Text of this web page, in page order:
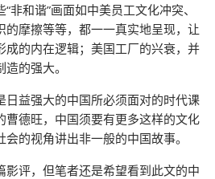
非和谐”画面如中美员工文化冲突、
的摩擦等等，都一一真实地呈现，让
成的内在逻辑；美国工厂的兴衰，并
的强大。
日益强大的中国所必须面对的时代课
曹德旺，中国须要有更多这样的文化
的视角讲出非一般的中国故事。
影评，但笔者还是希望看到此文的中